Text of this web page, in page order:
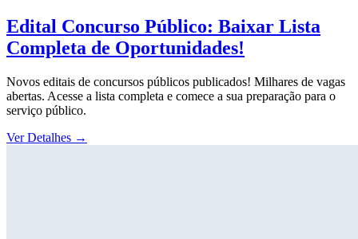
Edital Concurso Público: Baixar Lista
Completa de Oportunidades!
Novos editais de concursos públicos publicados! Milhares de vagas
abertas. Acesse a lista completa e comece a sua preparação para o
serviço público.
Ver Detalhes →